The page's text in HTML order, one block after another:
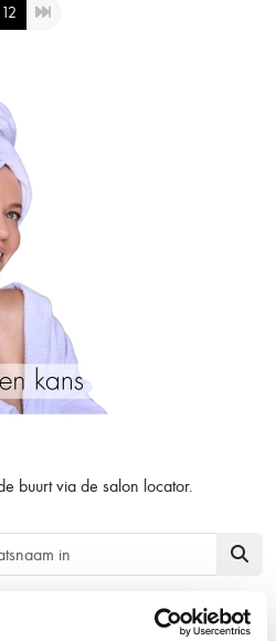
12
buurt via de salon locator.